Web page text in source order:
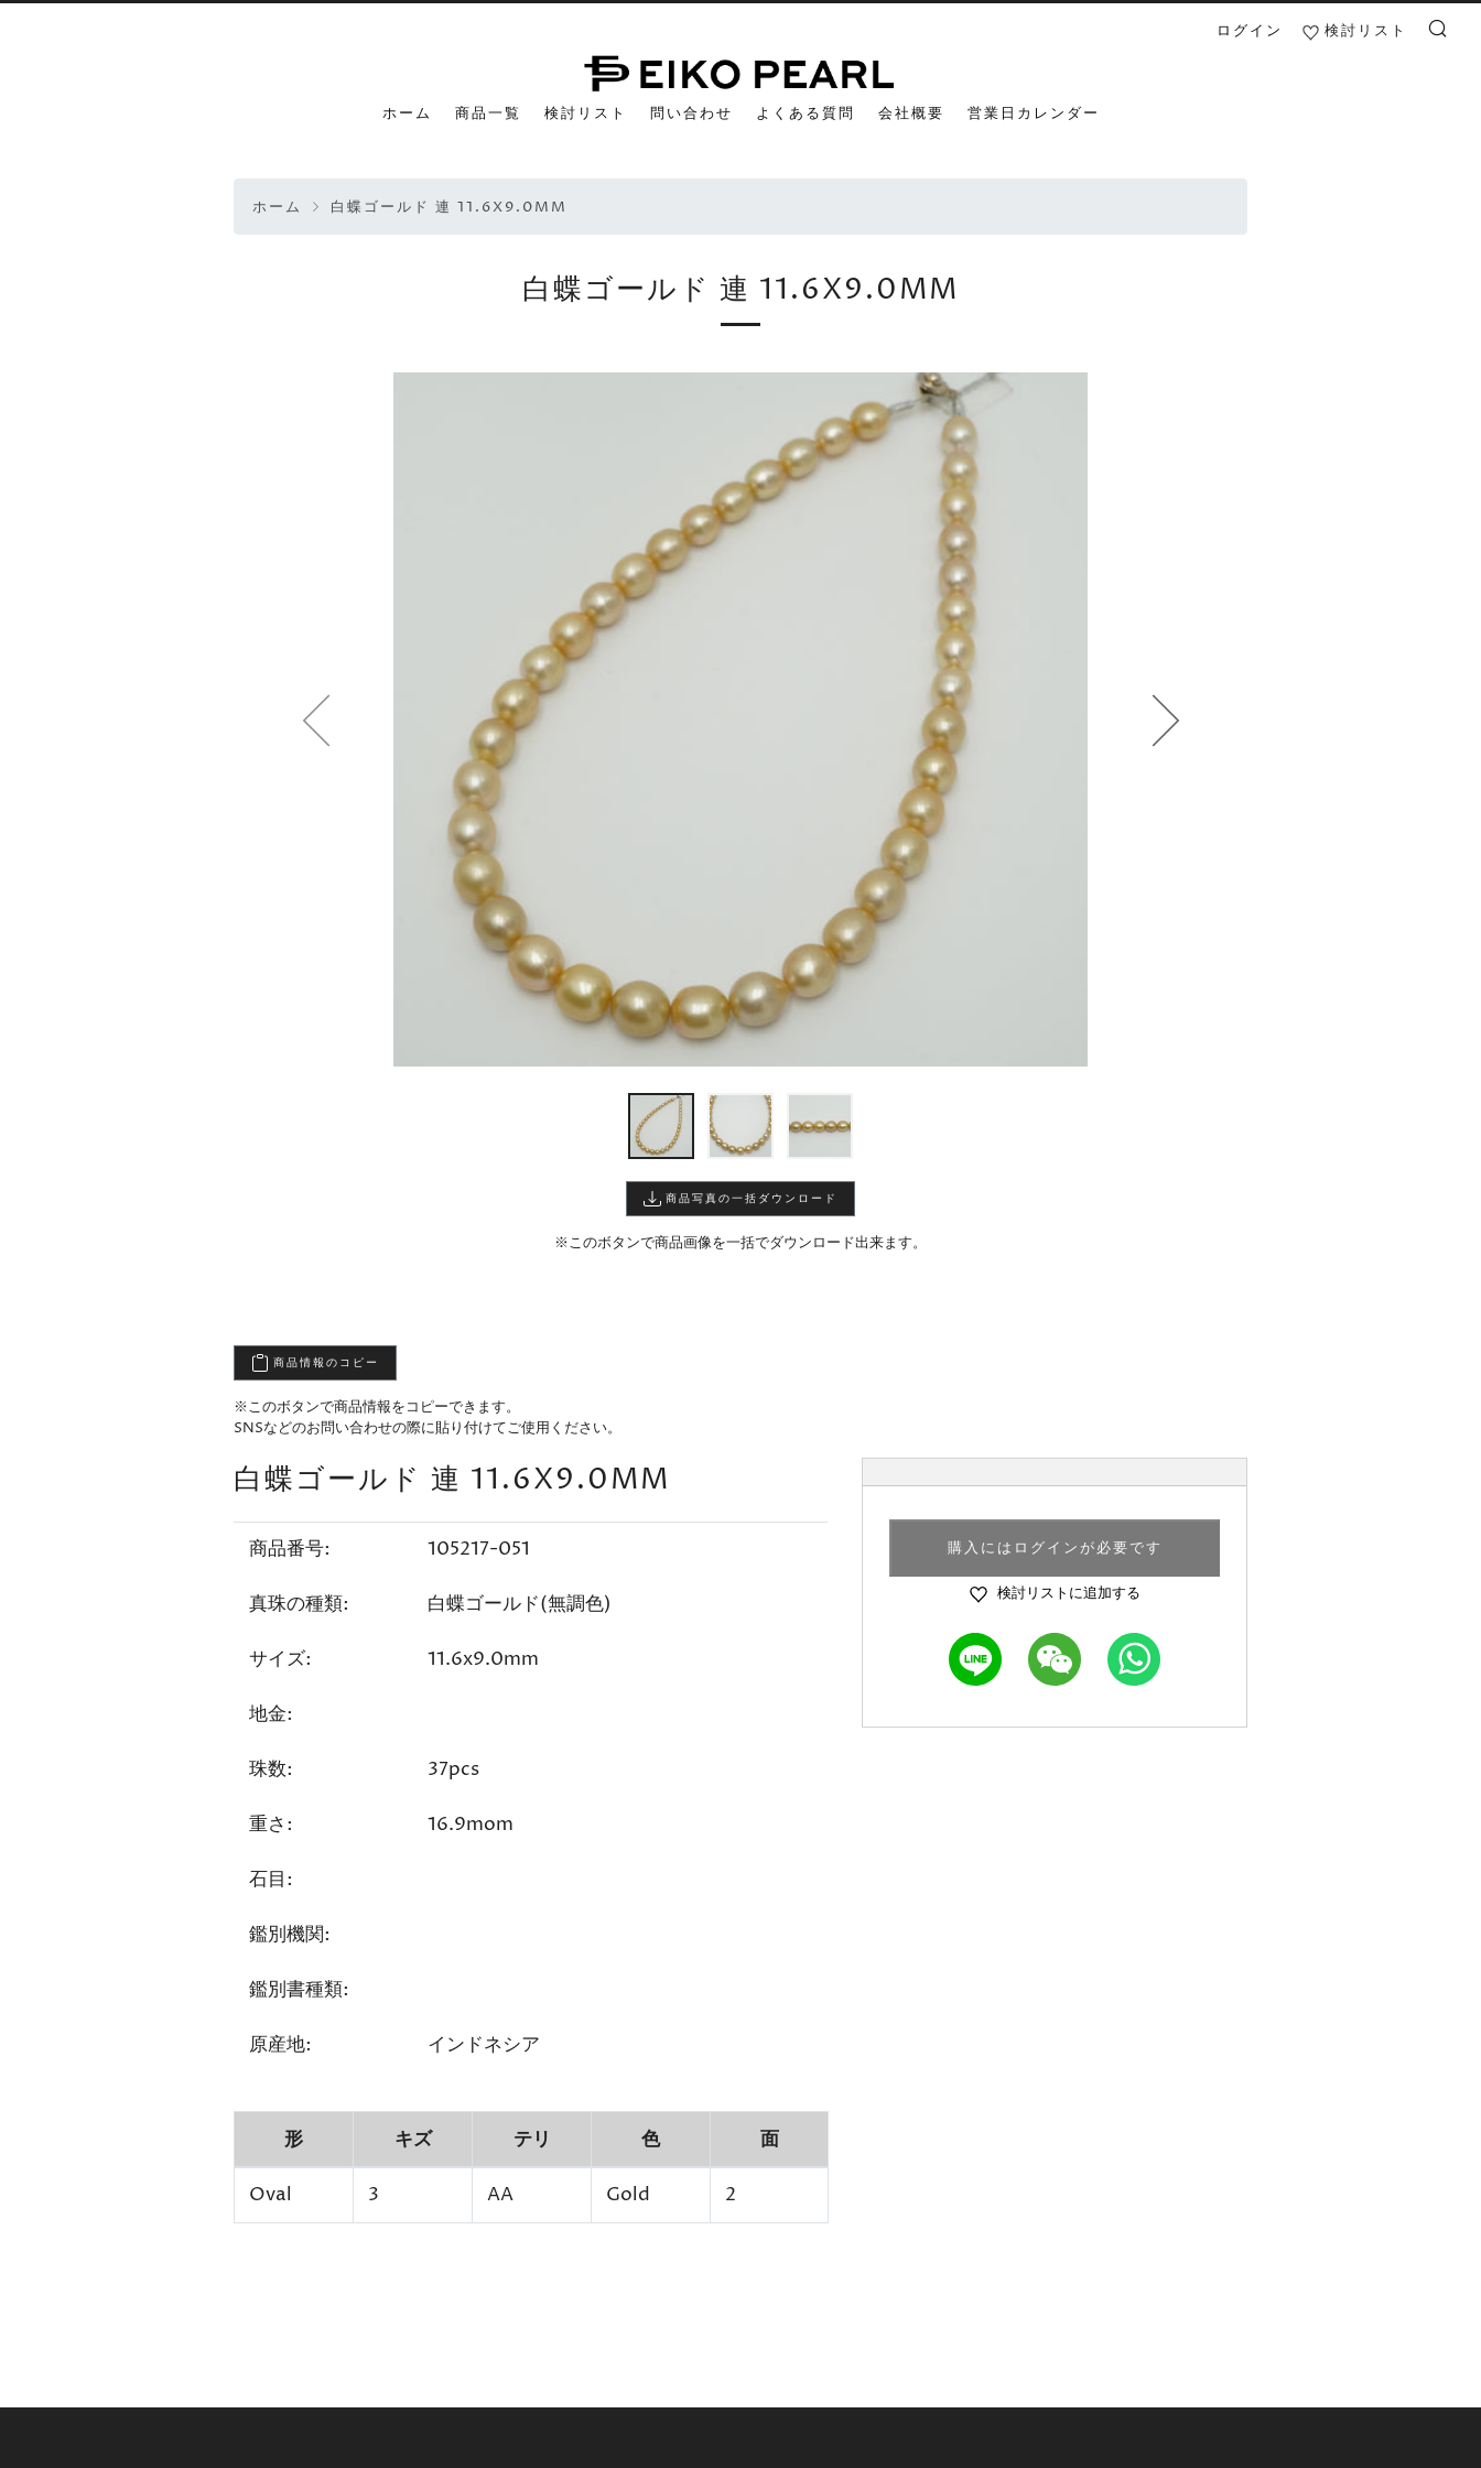
ホーム 商品一覧 検討リスト 問い合わせ よくある質問 会社概要 営業日カレンダー
ログイン 検討リスト
ホーム 白蝶ゴールド 連 11.6X9.0MM
白蝶ゴールド 連 11.6X9.0MM
商品写真の一括ダウンロード
※このボタンで商品画像を一括でダウンロード出来ます。
商品情報のコピー
※このボタンで商品情報をコピーできます。
SNSなどのお問い合わせの際に貼り付けてご使用ください。
購入にはログインが必要です
検討リストに追加する
白蝶ゴールド 連 11.6X9.0MM
商品番号: 105217-051
真珠の種類: 白蝶ゴールド(無調色)
サイズ: 11.6x9.0mm
地金:
珠数: 37pcs
重さ: 16.9mom
石目:
鑑別機関:
鑑別書種類:
原産地: インドネシア
形 キズ テリ 色 面
Oval 3 AA Gold 2